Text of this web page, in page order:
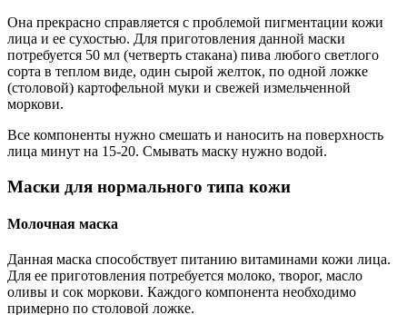
Она прекрасно справляется с проблемой пигментации кожи
лица и ее сухостью. Для приготовления данной маски
потребуется 50 мл (четверть стакана) пива любого светлого
сорта в теплом виде, один сырой желток, по одной ложке
(столовой) картофельной муки и свежей измельченной
моркови.
Все компоненты нужно смешать и наносить на поверхность
лица минут на 15-20. Смывать маску нужно водой.
Маски для нормального типа кожи
Молочная маска
Данная маска способствует питанию витаминами кожи лица.
Для ее приготовления потребуется молоко, творог, масло
оливы и сок моркови. Каждого компонента необходимо
примерно по столовой ложке.